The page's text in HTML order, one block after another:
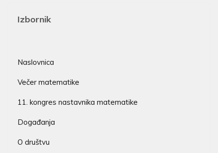
Izbornik
Naslovnica
Večer matematike
11. kongres nastavnika matematike
Događanja
O društvu